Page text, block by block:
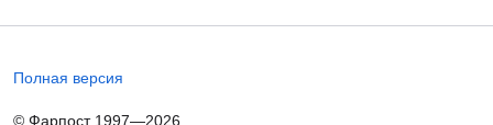
Полная версия
© Фарпост 1997—2026